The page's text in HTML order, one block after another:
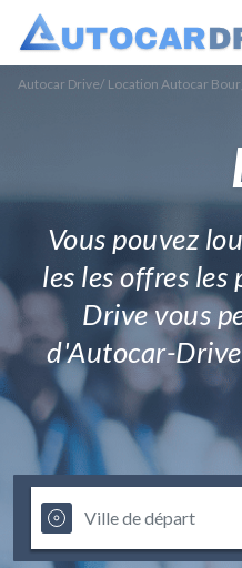
Autocar Drive/ Location Autocar
Vous pouvez
les les offres
Drive vous
d'Autocar-Drive